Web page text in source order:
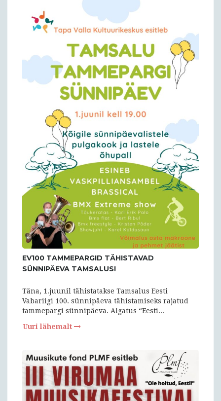
EV100 TAMMEPARGID TÄHISTAVAD
SÜNNIPÄEVA TAMSALUS!
Täna, 1.juunil tähistatakse Tamsalus Eesti
Vabariigi 100. sünnipäeva tähistamiseks rajatud
tammepargi sünnipäeva. Algatus “Eesti...
Uuri lähemalt